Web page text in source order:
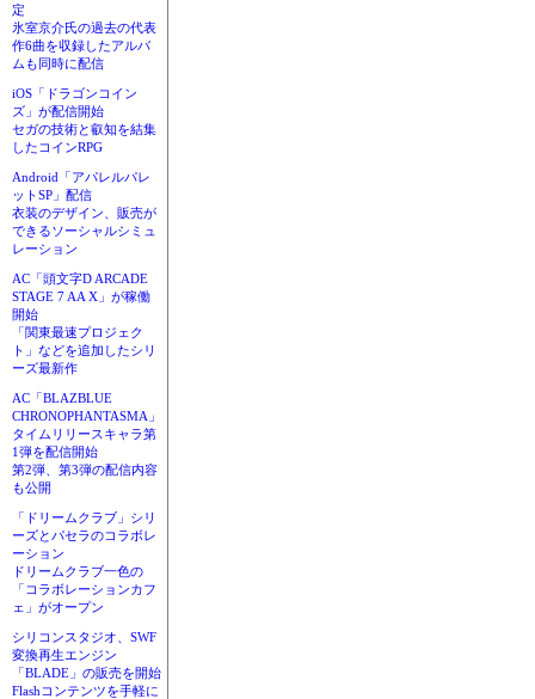
定
氷室京介氏の過去の代表
作6曲を収録したアルバ
ムも同時に配信
iOS「ドラゴンコイン
ズ」が配信開始
セガの技術と叡知を結集
したコインRPG
Android「アパレルパレ
ットSP」配信
衣装のデザイン、販売が
できるソーシャルシミュ
レーション
AC「頭文字D ARCADE
STAGE 7 AA X」が稼働
開始
「関東最速プロジェク
ト」などを追加したシリ
ーズ最新作
AC「BLAZBLUE
CHRONOPHANTASMA」
タイムリリースキャラ第
1弾を配信開始
第2弾、第3弾の配信内容
も公開
「ドリームクラブ」シリ
ーズとパセラのコラボレ
ーション
ドリームクラブ一色の
「コラボレーションカフ
ェ」がオープン
シリコンスタジオ、SWF
変換再生エンジン
「BLADE」の販売を開始
Flashコンテンツを手軽に